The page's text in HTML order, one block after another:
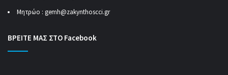
Μητρώο : gemh@zakynthoscci.gr
ΒΡΕΙΤΕ ΜΑΣ ΣΤΟ Facebook